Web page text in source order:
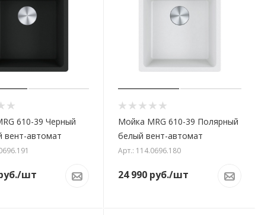
610-39 Черный
вент-автомат
/шт
Мойка MRG 610-39 Полярный
белый вент-автомат
Арт.: 114.0696.180
24 990 руб./шт